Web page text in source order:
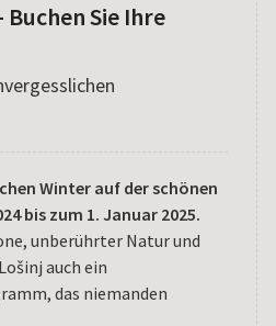
Sie Ihre
Winter auf der schönen
bis zum 1. Januar 2025.
unberührter Natur und
auch ein
das niemanden